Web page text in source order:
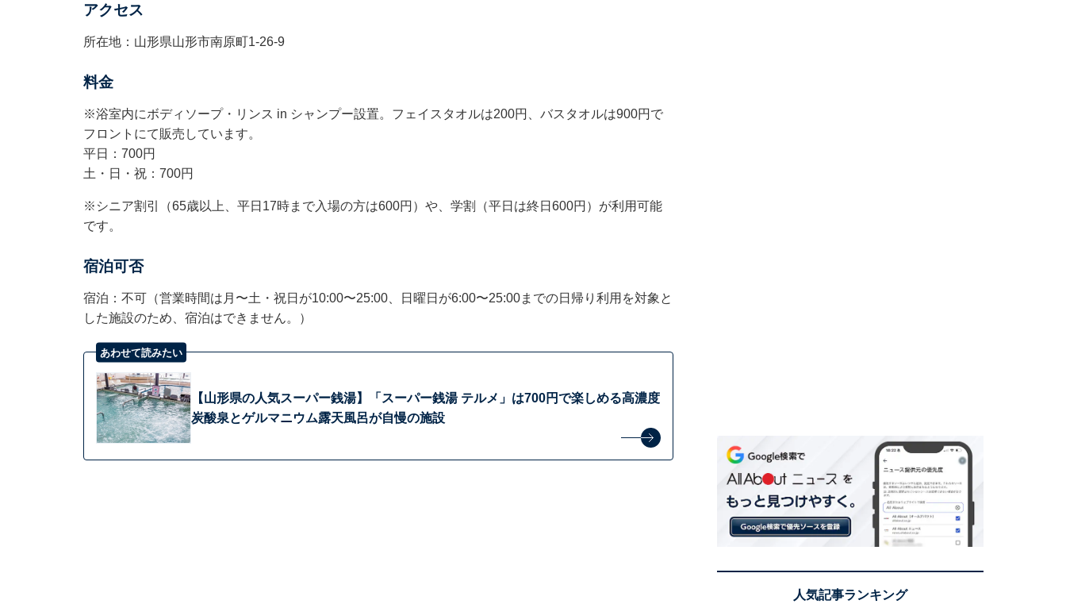
アクセス
所在地：山形県山形市南原町1-26-9
料金
※浴室内にボディソープ・リンス in シャンプー設置。フェイスタオルは200円、バスタオルは900円で
フロントにて販売しています。
平日：700円
土・日・祝：700円
※シニア割引（65歳以上、平日17時まで入場の方は600円）や、学割（平日は終日600円）が利用可能
です。
宿泊可否
宿泊：不可（営業時間は月〜土・祝日が10:00〜25:00、日曜日が6:00〜25:00までの日帰り利用を対象と
した施設のため、宿泊はできません。）
あわせて読みたい
【山形県の人気スーパー銭湯】「スーパー銭湯 テルメ」は700円で楽しめる高濃度
炭酸泉とゲルマニウム露天風呂が自慢の施設